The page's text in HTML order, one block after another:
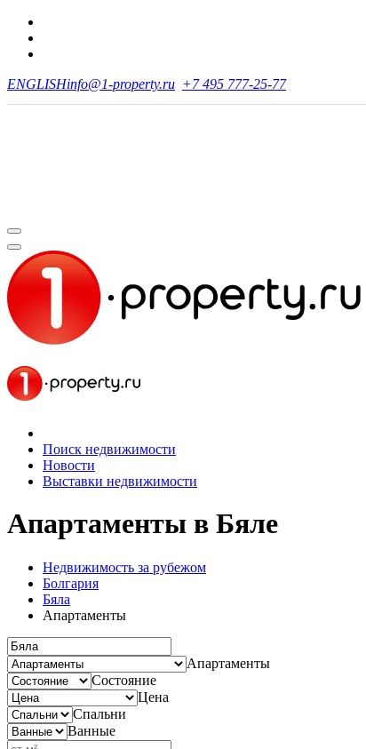
ENGLISHinfo@1-property.ru +7 495 777-25-77
Поиск недвижимости
Новости
Выставки недвижимости
Апартаменты в Бяле
Недвижимость за рубежом
Болгария
Бяла
Апартаменты
Апартаменты
Состояние
Цена
Спальни
Ванные